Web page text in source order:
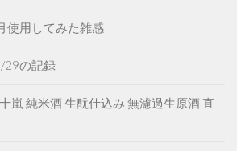
使用してみた雑感
29の記録
嵐 純米酒 生酛仕込み 無濾過生原酒 直